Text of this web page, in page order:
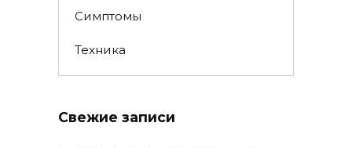
Симптомы
Техника
Свежие записи